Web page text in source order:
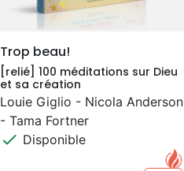
search APERÇU RAPIDE
Trop beau!
[relié] 100 méditations sur Dieu
et sa création
Louie Giglio - Nicola Anderson
- Tama Fortner
check Disponible